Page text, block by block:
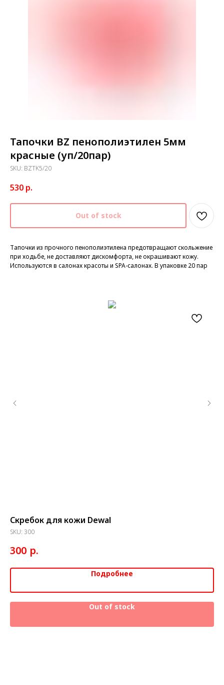
Тапочки BZ пенополиэтилен 5мм
красные (уп/20пар)
SKU: BZTK5/20
530 р.
Out of stock
Тапочки из прочного пенополиэтилена предотвращают скольжение
при ходьбе, не доставляют дискомфорта, не окрашивают кожу.
Используются в салонах красоты и SPA-салонах. В упаковке 20 пар
Скребок для кожи Dewal
SKU: 300
300 р.
Подробнее
Out of stock